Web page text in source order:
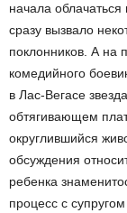
начала
сразу вызвало
поклонников. А на
комедийного
в Лас-Вегасе
обтягивающем
округлившийся
обсуждения
ребенка
процесс с